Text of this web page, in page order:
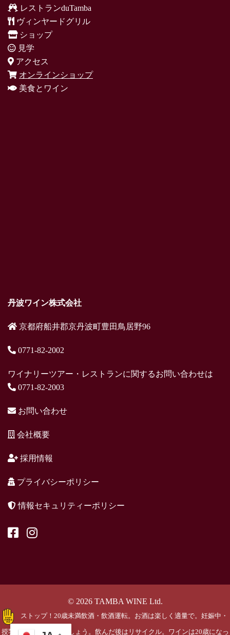
レストランduTamba
ヴィンヤードグリル
ショップ
見学
アクセス
オンラインショップ
美食とワイン
丹波ワイン株式会社
京都府船井郡京丹波町豊田鳥居野96
0771-82-2002
ワイナリーツアー・レストランに関するお問い合わせは
0771-82-2003
お問い合わせ
会社概要
採用情報
プライバシーポリシー
情報セキュリティーポリシー
© 2026 TAMBA WINE Ltd.
ストップ！20歳未満飲酒・飲酒運転。お酒は楽しく適量で。妊娠中・
授乳期の飲酒はやめましょう。飲んだ後はリサイクル。ワインは20歳になっ